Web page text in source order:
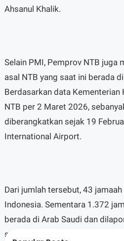
Ahsanul Khalik.
Selain PMI, Pemprov NTB juga
asal NTB yang saat ini berada
Berdasarkan data Kementerian
NTB per 2 Maret 2026,
diberangkatkan sejak 19
International Airport.
Dari jumlah tersebut, 43
Indonesia. Sementara 1.372
berada di Arab Saudi dan
serta menjalankan ibadah